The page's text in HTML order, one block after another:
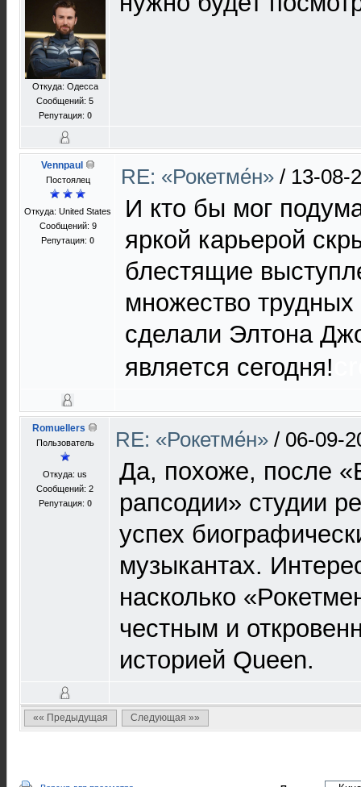
Откуда: Одесса
Сообщений: 5
Репутация: 0
Vennpaul
Постоялец
Откуда: United States
Сообщений: 9
Репутация: 0
RE: «Рокетме́н» / 13-08-
И кто бы мог
яркой карьерой
блестящие
множество
сделали Элтона
является сегодня!
Romuellers
Пользователь
Откуда: us
Сообщений: 2
Репутация: 0
RE: «Рокетме́н» / 06-09-
Да, похоже, после
рапсодии» студии
успех
музыкантах.
насколько
честным и
историей Queen.
«« Предыдущая Следующая »»